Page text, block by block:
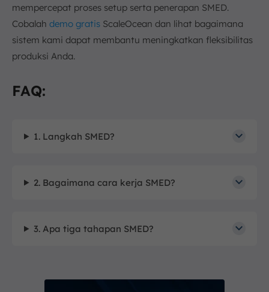
mempercepat proses setup serta penerapan SMED.
Cobalah demo gratis ScaleOcean dan lihat bagaimana
sistem kami dapat membantu meningkatkan fleksibilitas
produksi Anda.
FAQ:
1. Langkah SMED?
2. Bagaimana cara kerja SMED?
3. Apa tiga tahapan SMED?